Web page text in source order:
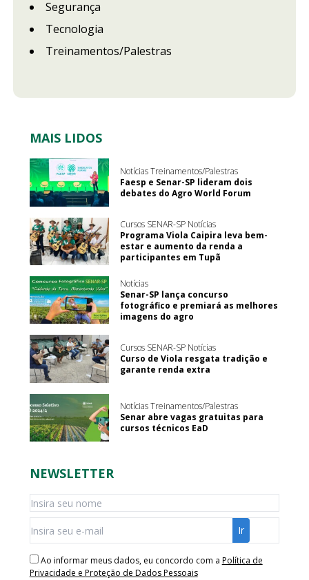
Segurança
Tecnologia
Treinamentos/Palestras
MAIS LIDOS
Notícias Treinamentos/Palestras
Faesp e Senar-SP lideram dois
debates do Agro World Forum
Cursos SENAR-SP Notícias
Programa Viola Caipira leva bem-
estar e aumento da renda a
participantes em Tupã
Notícias
Senar-SP lança concurso
fotográfico e premiará as melhores
imagens do agro
Cursos SENAR-SP Notícias
Curso de Viola resgata tradição e
garante renda extra
Notícias Treinamentos/Palestras
Senar abre vagas gratuitas para
cursos técnicos EaD
NEWSLETTER
Ao informar meus dados, eu concordo com a Política de
Privacidade e Proteção de Dados Pessoais